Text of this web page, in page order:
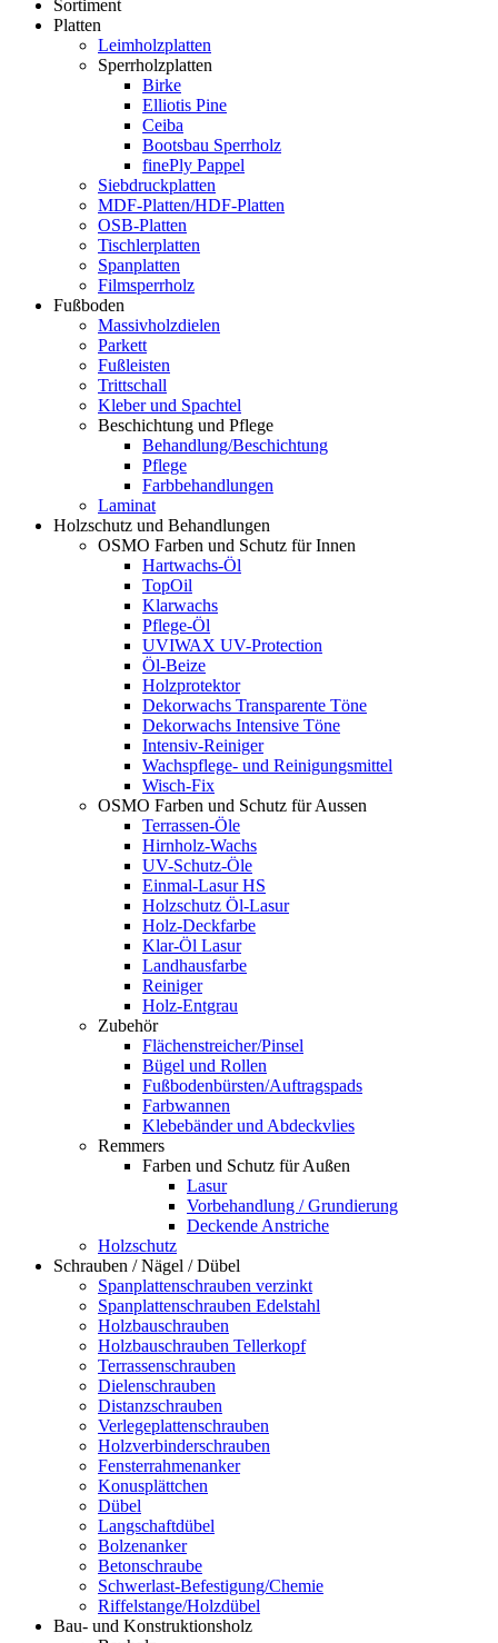
Sortiment
Platten
Leimholzplatten
Sperrholzplatten
Birke
Elliotis Pine
Ceiba
Bootsbau Sperrholz
finePly Pappel
Siebdruckplatten
MDF-Platten/HDF-Platten
OSB-Platten
Tischlerplatten
Spanplatten
Filmsperrholz
Fußboden
Massivholzdielen
Parkett
Fußleisten
Trittschall
Kleber und Spachtel
Beschichtung und Pflege
Behandlung/Beschichtung
Pflege
Farbbehandlungen
Laminat
Holzschutz und Behandlungen
OSMO Farben und Schutz für Innen
Hartwachs-Öl
TopOil
Klarwachs
Pflege-Öl
UVIWAX UV-Protection
Öl-Beize
Holzprotektor
Dekorwachs Transparente Töne
Dekorwachs Intensive Töne
Intensiv-Reiniger
Wachspflege- und Reinigungsmittel
Wisch-Fix
OSMO Farben und Schutz für Aussen
Terrassen-Öle
Hirnholz-Wachs
UV-Schutz-Öle
Einmal-Lasur HS
Holzschutz Öl-Lasur
Holz-Deckfarbe
Klar-Öl Lasur
Landhausfarbe
Reiniger
Holz-Entgrau
Zubehör
Flächenstreicher/Pinsel
Bügel und Rollen
Fußbodenbürsten/Auftragspads
Farbwannen
Klebebänder und Abdeckvlies
Remmers
Farben und Schutz für Außen
Lasur
Vorbehandlung / Grundierung
Deckende Anstriche
Holzschutz
Schrauben / Nägel / Dübel
Spanplattenschrauben verzinkt
Spanplattenschrauben Edelstahl
Holzbauschrauben
Holzbauschrauben Tellerkopf
Terrassenschrauben
Dielenschrauben
Distanzschrauben
Verlegeplattenschrauben
Holzverbinderschrauben
Fensterrahmenanker
Konusplättchen
Dübel
Langschaftdübel
Bolzenanker
Betonschraube
Schwerlast-Befestigung/Chemie
Riffelstange/Holzdübel
Bau- und Konstruktionsholz